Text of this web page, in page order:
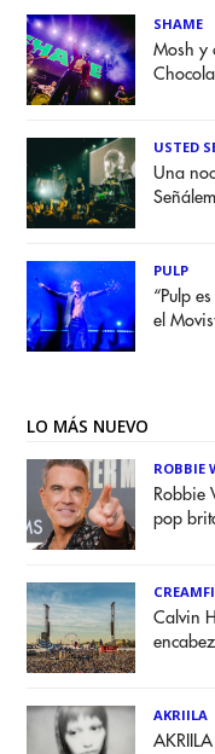
SHAME
Mosh y
USTED
Una
PULP
“Pulp
el
LO MÁS NUEVO
ROBBIE
Robbie
pop
Calvin
AKRIILA